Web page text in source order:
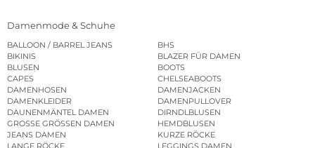
Damenmode & Schuhe
BALLOON / BARREL JEANS
BHS
BIKINIS
BLAZER FÜR DAMEN
BLUSEN
BOOTS
CAPES
CHELSEABOOTS
DAMENHOSEN
DAMENJACKEN
DAMENKLEIDER
DAMENPULLOVER
DAUNENMÄNTEL DAMEN
DIRNDLBLUSEN
GROSSE GRÖSSEN DAMEN
HEMDBLUSEN
JEANS DAMEN
KURZE RÖCKE
LANGE RÖCKE
LEGGINGS DAMEN